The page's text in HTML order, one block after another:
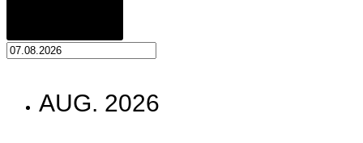
AUG. 2026